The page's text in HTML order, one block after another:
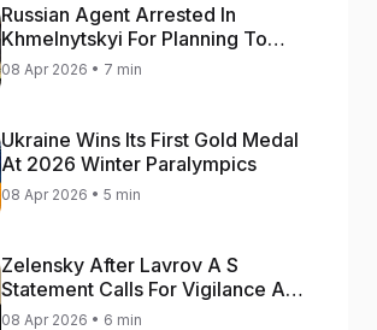
Russian Agent Arrested In
Khmelnytskyi For Planning To
Blow Up Military Cars
08 Apr 2026 • 7 min
Ukraine Wins Its First Gold Medal
At 2026 Winter Paralympics
08 Apr 2026 • 5 min
Zelensky After Lavrov A S
Statement Calls For Vigilance As
Capital May Be Attacked
08 Apr 2026 • 6 min